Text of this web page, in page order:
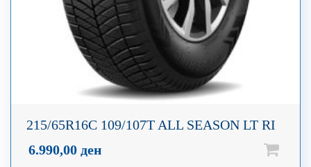
215/65R16C 109/107T ALL SEASON LT RI
6.990,00 ден